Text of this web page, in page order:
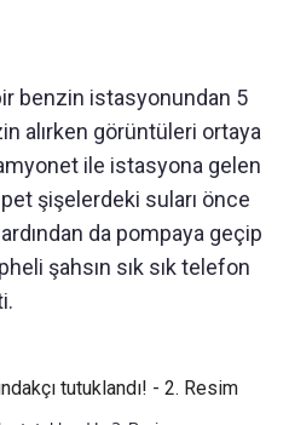
benzin istasyonundan 5
alırken görüntüleri ortaya
ile istasyona gelen
şişelerdeki suları önce
da pompaya geçip
şahsın sık sık telefon